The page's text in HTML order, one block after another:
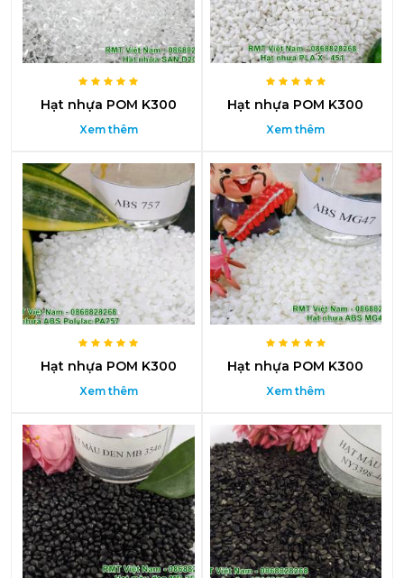
Hạt nhựa POM K300
Xem thêm
Hạt nhựa POM K300
Xem thêm
Hạt nhựa POM K300
Xem thêm
Hạt nhựa POM K300
Xem thêm